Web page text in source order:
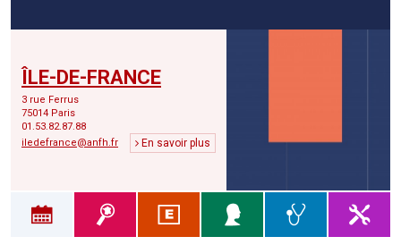
ÎLE-DE-FRANCE
3 rue Ferrus
75014 Paris
01.53.82.87.88
iledefrance@anfh.fr
En savoir plus